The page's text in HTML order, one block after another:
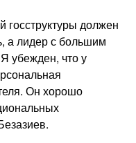
должен
а лидер с большим
убежден, что у
Он хорошо